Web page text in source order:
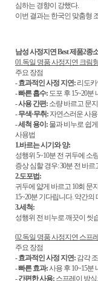
심하는 경향이 강했다.
이번 결과는 한국인 맞춤형
남성 사정지연 Best 제품2종
01.독일 명품 사정지연 크림
주요 장점
-효과적인 사정 지연: 리도
-빠른 흡수: 도포 후 15~20분
-사용 간편: 소량 바르고 문
-무색·무취: 자연스러운 사
-세척 용이: 물과 비누로 쉽
사용법
1.바르는 시기와 양:
성행위 5~10분 전 귀두에 소
증상 심할 경우: 30분 전 바
2.도포법:
귀두에 얇게 바르고 10회 문
15~20분 기다립니다. 약간의
3.세척:
성행위 전 비누로 깨끗이 씻
02.독일 명품 사정지연 스프
주요 장점
-효과적인 사정 지연: 감각
-빠른 효과:사용 후 10~15분
-간편한 사용: 스프레이 방